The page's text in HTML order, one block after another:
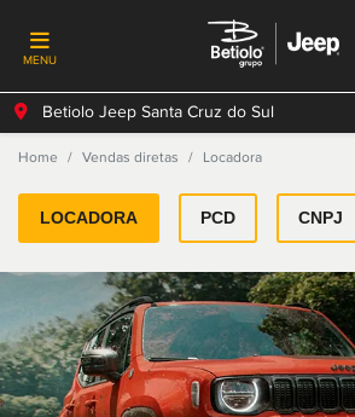
MENU
Betiolo Jeep Santa Cruz do Sul
Home Vendas diretas Locadora
PCD CNPJ
LOCADORA